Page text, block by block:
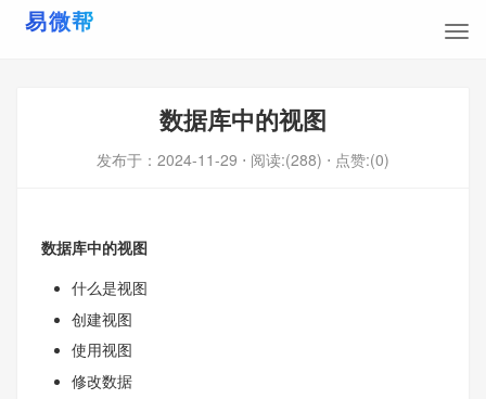
数据库中的视图
发布于： 2024-11-29 ⋅ 阅读:(288) ⋅ 点赞:(0)
数据库中的视图
什么是视图
创建视图
使⽤视图
修改数据